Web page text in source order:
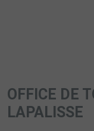
OFFICE DE
LAPALISSE